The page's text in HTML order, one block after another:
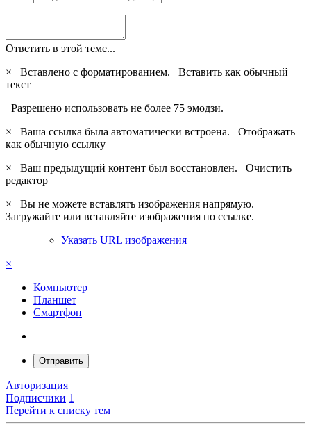
Ответить в этой теме...
×
Вставлено с форматированием. Вставить как обычный
текст
Разрешено использовать не более 75 эмодзи.
×
Ваша ссылка была автоматически встроена. Отображать
как обычную ссылку
×
Ваш предыдущий контент был восстановлен. Очистить
редактор
×
Вы не можете вставлять изображения напрямую.
Загружайте или вставляйте изображения по ссылке.
Указать URL изображения
×
Компьютер
Планшет
Смартфон
Отправить
Авторизация
Подписчики 1
Перейти к списку тем